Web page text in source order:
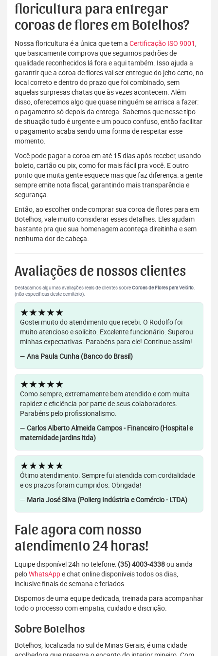
floricultura para entregar
coroas de flores em Botelhos?
Nossa floricultura é a única que tem a Certificação ISO 9001,
que basicamente comprova que seguimos padrões de
qualidade reconhecidos lá fora e aqui também. Isso ajuda a
garantir que a coroa de flores vai ser entregue do jeito certo, no
local correto e dentro do prazo que foi combinado, sem
aquelas surpresas chatas que às vezes acontecem. Além
disso, oferecemos algo que quase ninguém se arrisca a fazer:
o pagamento só depois da entrega. Sabemos que nesse tipo
de situação tudo é urgente e um pouco confuso, então facilitar
o pagamento acaba sendo uma forma de respeitar esse
momento.
Você pode pagar a coroa em até 15 dias após receber, usando
boleto, cartão ou pix, como for mais fácil pra você. E outro
ponto que muita gente esquece mas que faz diferença: a gente
sempre emite nota fiscal, garantindo mais transparência e
segurança.
Então, ao escolher onde comprar sua coroa de flores para em
Botelhos, vale muito considerar esses detalhes. Eles ajudam
bastante pra que sua homenagem aconteça direitinha e sem
nenhuma dor de cabeça.
Avaliações de nossos clientes
Destacamos algumas avaliações reais de clientes sobreCoroas de Flores para Velório.
(não específicas deste cemitério).
★★★★★
Gostei muito do atendimento que recebi. O Rodolfo foi
muito atencioso e solícito. Excelente funcionário. Superou
minhas expectativas. Parabéns para ele! Continue assim!
— Ana Paula Cunha (Banco do Brasil)
★★★★★
Como sempre, extremamente bem atendido e com muita
rapidez e eficiência por parte de seus colaboradores.
Parabéns pelo profissionalismo.
— Carlos Alberto Almeida Campos - Financeiro (Hospital e
maternidade jardins ltda)
★★★★★
Ótimo atendimento. Sempre fui atendida com cordialidade
e os prazos foram cumpridos. Obrigada!
— Maria José Silva (Polierg Indústria e Comércio - LTDA)
Fale agora com nosso
atendimento 24 horas!
Equipe disponível 24h no telefone: (35) 4003-4338ou ainda
peloWhatsAppe chat online disponíveis todos os dias,
inclusive finais de semana e feriados.
Dispomos de uma equipe dedicada, treinada para acompanhar
todo o processo com empatia, cuidado e discrição.
Sobre Botelhos
Botelhos, localizada no sul de Minas Gerais, é uma cidade